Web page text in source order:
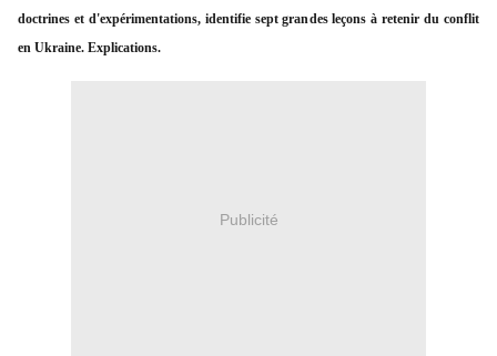
doctrines et d'expérimentations, identifie sept grandes leçons à retenir du conflit
en Ukraine. Explications.
Publicité